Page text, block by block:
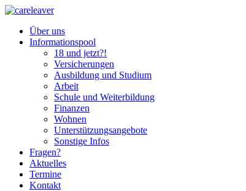
Über uns
Informationspool
18 und jetzt?!
Versicherungen
Ausbildung und Studium
Arbeit
Schule und Weiterbildung
Finanzen
Wohnen
Unterstützungsangebote
Sonstige Infos
Fragen?
Aktuelles
Termine
Kontakt